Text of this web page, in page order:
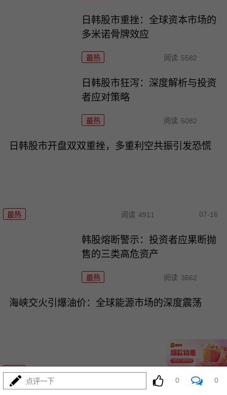
日韩股市重挫：全球资本市场的
多米诺骨牌效应
最热 阅读 5582
日韩股市狂泻：深度解析与投资
者应对策略
最热 阅读 5082
日韩股市开盘双双重挫，多重利空共振引发恐慌
最热 阅读 4911 07-16
韩股熔断警示：投资者应果断抛
售的三类高危资产
最热 阅读 3662
海峡交火引爆油价：全球能源市场的深度震荡
最热 阅读 4895
点评一下 0 0